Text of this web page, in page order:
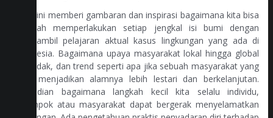
Buku ini memberi gambaran dan inspirasi bagaimana kita bisa
berubah memperlakukan setiap jengkal isi bumi dengan
mengambil pelajaran aktual kasus lingkungan yang ada di
Indonesia. Bagaimana upaya masyarakat lokal hingga global
bertindak, dan trend seperti apa jika sebuah masyarakat yang
ingin menjadikan alamnya lebih lestari dan berkelanjutan.
Kemudian bagaimana langkah kecil kita selalu individu,
kelompok atau masyarakat dapat bergerak menyelamatkan